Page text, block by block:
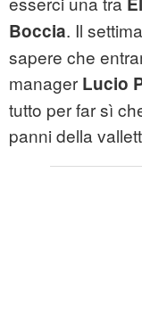
Boccia. Il
sapere che
manager Lucio
tutto per far sì
panni della